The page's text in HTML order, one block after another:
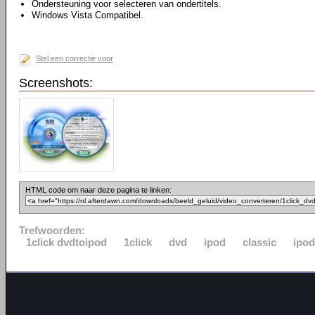
Ondersteuning voor selecteren van ondertitels.
Windows Vista Compatibel.
Stel een correctie voor
Screenshots:
HTML code om naar deze pagina te linken:
Trefwoorden:
1click dvdtoipod
1click dvd ipod classic